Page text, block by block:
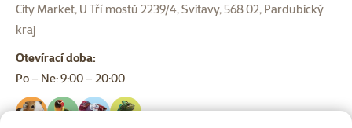
City Market, U Tří mostů 2239/4, Svitavy, 568 02, Pardubický
kraj
Otevírací doba:
Po – Ne: 9:00 – 20:00